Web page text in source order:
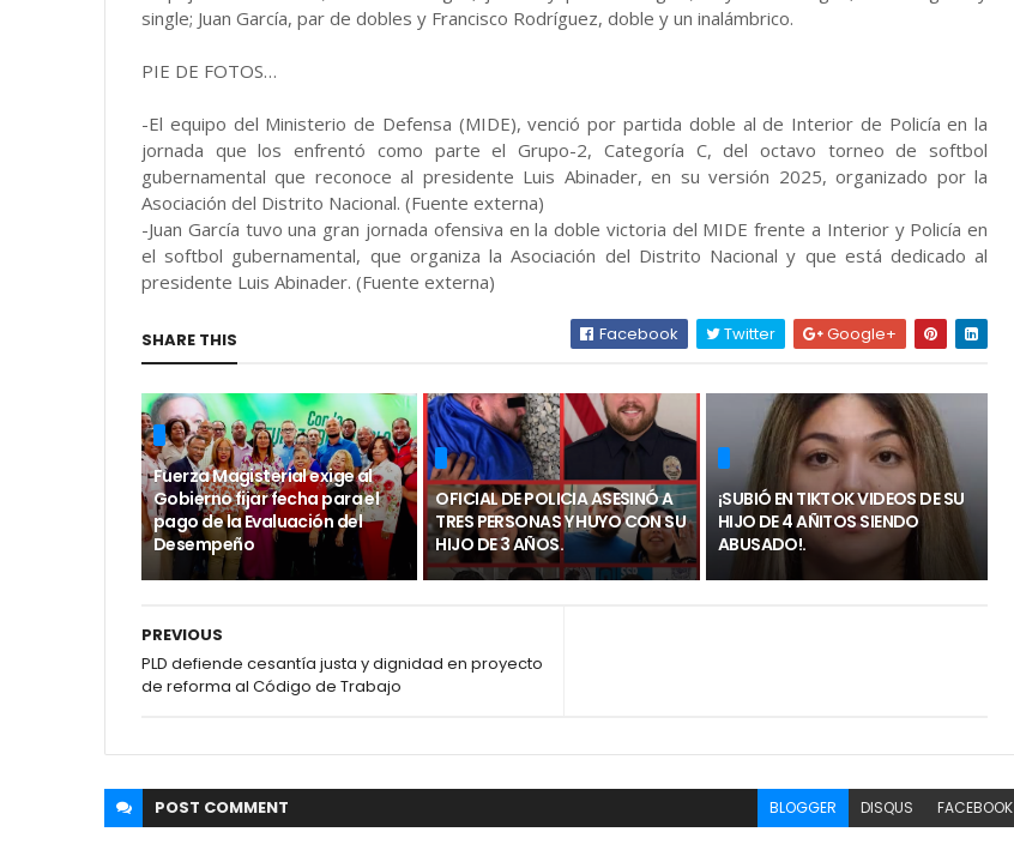
single; Juan García, par de dobles y Francisco Rodríguez, doble y un inalámbrico.
PIE DE FOTOS…
-El equipo del Ministerio de Defensa (MIDE), venció por partida doble al de Interior de Policía en la
jornada que los enfrentó como parte el Grupo-2, Categoría C, del octavo torneo de softbol
gubernamental que reconoce al presidente Luis Abinader, en su versión 2025, organizado por la
Asociación del Distrito Nacional. (Fuente externa)
-Juan García tuvo una gran jornada ofensiva en la doble victoria del MIDE frente a Interior y Policía en
el softbol gubernamental, que organiza la Asociación del Distrito Nacional y que está dedicado al
presidente Luis Abinader. (Fuente externa)
SHARE THIS Facebook Twitter Google+
Fuerza Magisterial exige al
Gobierno fijar fecha para el
pago de la Evaluación del
Desempeño
OFICIAL DE POLICIA ASESINÓ A
TRES PERSONAS Y HUYO CON SU
HIJO DE 3 AÑOS.
¡SUBIÓ EN TIKTOK VIDEOS DE SU
HIJO DE 4 AÑITOS SIENDO
ABUSADO!.
PREVIOUS
PLD defiende cesantía justa y dignidad en proyecto
de reforma al Código de Trabajo
POST COMMENT BLOGGER DISQUS FACEBOOK